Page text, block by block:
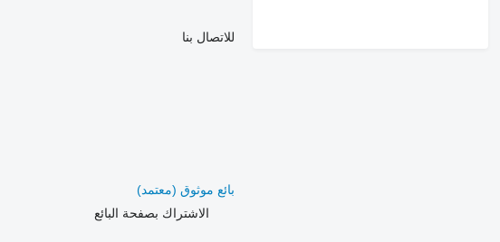
للاتصال بنا
بائع موثوق (معتمد)
الاشتراك بصفحة البائع